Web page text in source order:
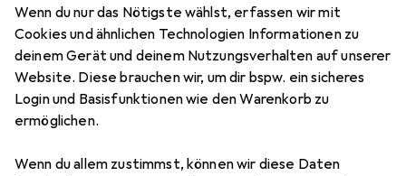
Wenn du nur das Nötigste wählst, erfassen wir mit
Cookies und ähnlichen Technologien Informationen zu
deinem Gerät und deinem Nutzungsverhalten auf unserer
Website. Diese brauchen wir, um dir bspw. ein sicheres
Login und Basisfunktionen wie den Warenkorb zu
ermöglichen.
Wenn du allem zustimmst, können wir diese Daten
8 Bilder
FRITZ! Box 7530
1 Mehr von FRITZ!